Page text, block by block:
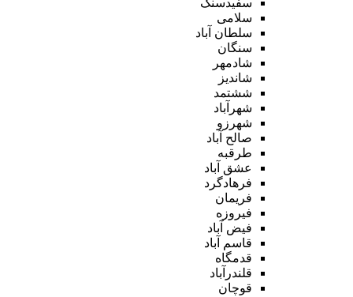
سلامی
سلطان آباد
سنگان
شادمهر
شاندیز
ششتمد
شهرآباد
شهرزو
صالح آباد
طرقبه
عشق آباد
فرهادگرد
فریمان
فیروزه
فیض آباد
قاسم آباد
قدمگاه
قلندرآباد
قوچان